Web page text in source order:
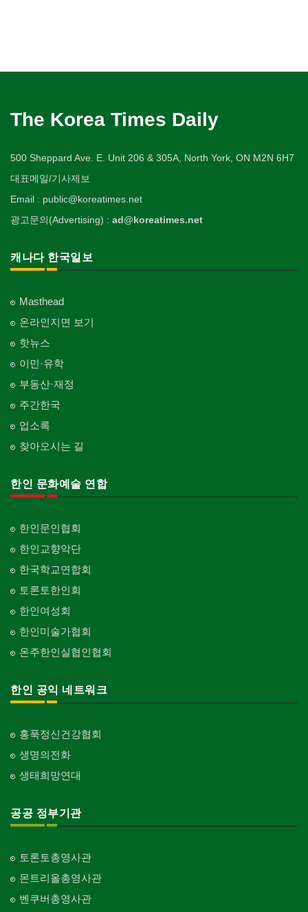
The Korea Times Daily
500 Sheppard Ave. E. Unit 206 & 305A, North York, ON M2N 6H7
대표메일/기사제보
Email : public@koreatimes.net
광고문의(Advertising) : ad@koreatimes.net
캐나다 한국일보
Masthead
온라인지면 보기
핫뉴스
이민·유학
부동산·재정
주간한국
업소록
찾아오시는 길
한인 문화예술 연합
한인문인협회
한인교향악단
한국학교연합회
토론토한인회
한인여성회
한인미술가협회
온주한인실협인협회
한인 공익 네트워크
홍푹정신건강협회
생명의전화
생태희망연대
공공 정부기관
토론토총영사관
몬트리올총영사관
벤쿠버총영사관